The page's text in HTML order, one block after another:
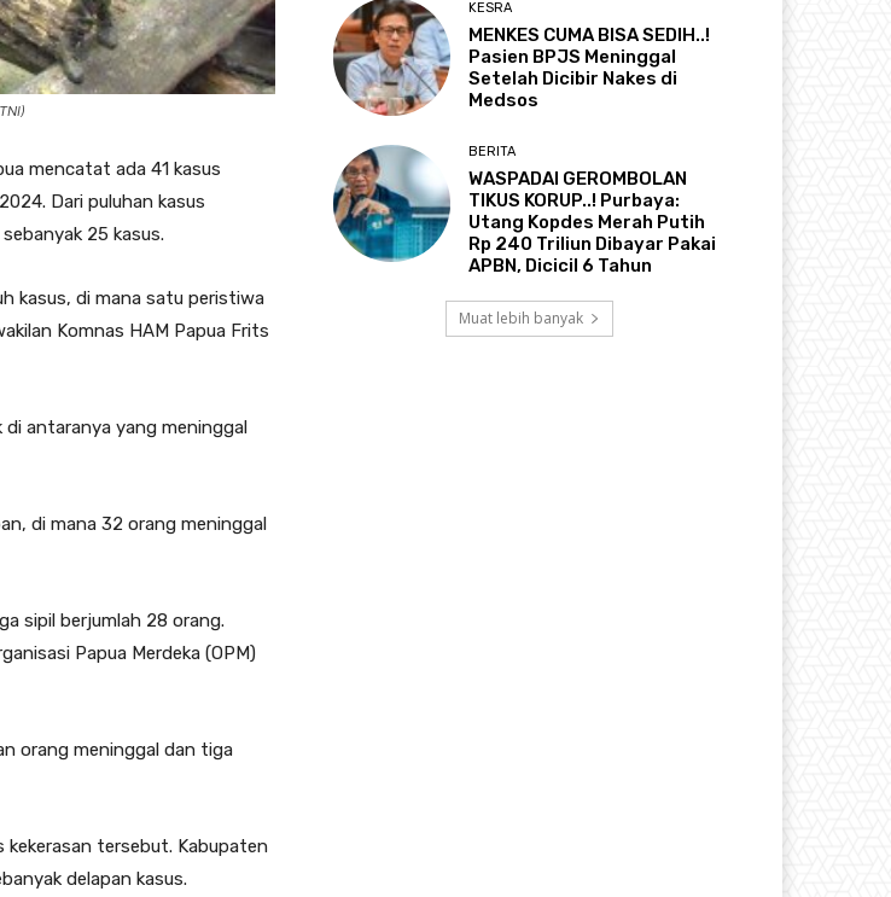
mencatat ada 41 kasus
Dari puluhan kasus
25 kasus.
kasus, di mana satu peristiwa
Komnas HAM Papua Frits
antaranya yang meninggal
di mana 32 orang meninggal
sipil berjumlah 28 orang.
Papua Merdeka (OPM)
orang meninggal dan tiga
kekerasan tersebut. Kabupaten
delapan kasus.
KESRA
MENKES CUMA BISA SEDIH..!
Pasien BPJS Meninggal
Setelah Dicibir Nakes di
Medsos
BERITA
WASPADAI GEROMBOLAN
TIKUS KORUP..! Purbaya:
Utang Kopdes Merah Putih
Rp 240 Triliun Dibayar Pakai
APBN, Dicicil 6 Tahun
Muat lebih banyak